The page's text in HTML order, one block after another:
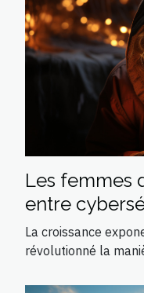
Les femmes
entre
La croissance
révolutionné la